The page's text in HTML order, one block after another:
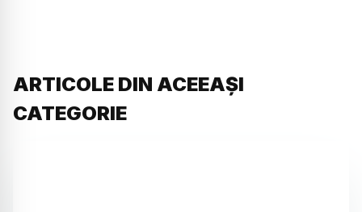
ARTICOLE DIN ACEEAȘI
CATEGORIE